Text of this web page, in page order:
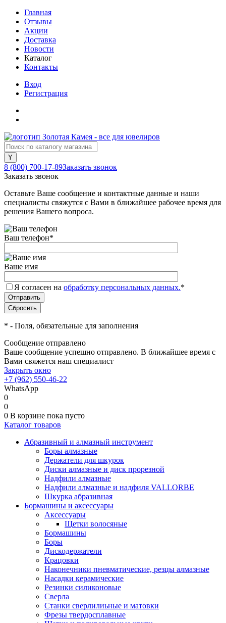
Главная
Отзывы
Акции
Доставка
Новости
Каталог
Контакты
Вход
Регистрация
8 (800) 700-17-89Заказать звонок
Заказать звонок
Оставьте Ваше сообщение и контактные данные и наши
специалисты свяжутся с Вами в ближайшее рабочее время для
решения Вашего вопроса.
Ваш телефон*
Ваше имя
Я согласен на обработку персональных данных.*
* - Поля, обязательные для заполнения
Сообщение отправлено
Ваше сообщение успешно отправлено. В ближайшее время с
Вами свяжется наш специалист
Закрыть окно
+7 (962) 550-46-22
WhatsApp
0
0
0 В корзине пока пусто
Каталог товаров
Абразивный и алмазный инструмент
Боры алмазные
Держатели для шкурок
Диски алмазные и диск прорезной
Надфили алмазные
Надфили алмазные и надфиля VALLORBE
Шкурка абразивная
Бормашины и аксессуары
Аксессуары
Щетки волосяные
Бормашины
Боры
Дискодержатели
Крацовки
Наконечники пневматические, резцы алмазные
Насадки керамические
Резинки силиконовые
Сверла
Станки сверлилиьные и матовки
Фрезы твердосплавные